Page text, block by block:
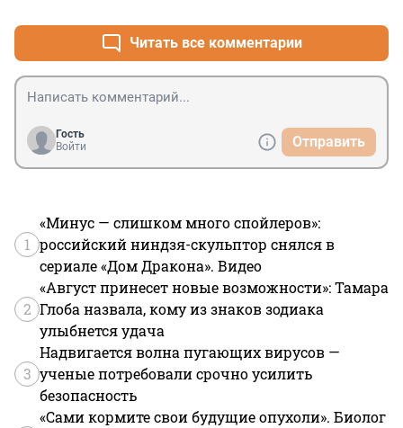
Читать все комментарии
Гость
Войти
Отправить
1
«Минус — слишком много спойлеров»:
российский ниндзя-скульптор снялся в
сериале «Дом Дракона». Видео
2
«Август принесет новые возможности»: Тамара
Глоба назвала, кому из знаков зодиака
улыбнется удача
3
Надвигается волна пугающих вирусов —
ученые потребовали срочно усилить
безопасность
«Сами кормите свои будущие опухоли». Биолог